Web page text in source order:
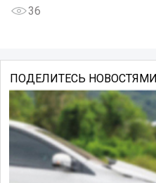
36
ПОДЕЛИТЕСЬ